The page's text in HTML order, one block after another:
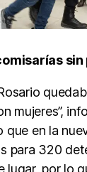
mujeres”,
que en la
para 320